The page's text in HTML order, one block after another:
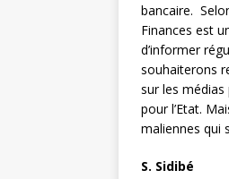
bancaire.
Finances est
d’informer
souhaiterons
sur les médias
pour l’Etat.
maliennes qui
S. Sidibé